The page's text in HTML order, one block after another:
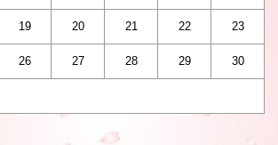
19 20 21 22 23
26 27 28 29 30